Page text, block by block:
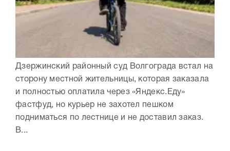
Дзержинский районный суд Волгограда встал на
сторону местной жительницы, которая заказала
и полностью оплатила через «Яндекс.Еду»
фастфуд, но курьер не захотел пешком
подниматься по лестнице и не доставил заказ.
В...